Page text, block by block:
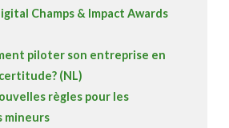
Champs & Impact Awards
piloter son entreprise en
(NL)
règles pour les
mineurs